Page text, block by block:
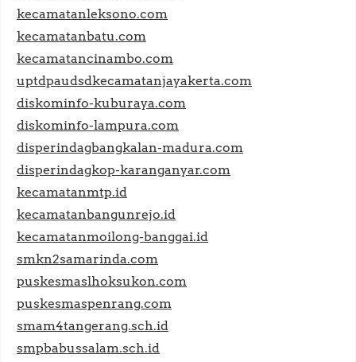
kecamatanleksono.com
kecamatanbatu.com
kecamatancinambo.com
uptdpaudsdkecamatanjayakerta.com
diskominfo-kuburaya.com
diskominfo-lampura.com
disperindagbangkalan-madura.com
disperindagkop-karanganyar.com
kecamatanmtp.id
kecamatanbangunrejo.id
kecamatanmoilong-banggai.id
smkn2samarinda.com
puskesmaslhoksukon.com
puskesmaspenrang.com
smam4tangerang.sch.id
smpbabussalam.sch.id